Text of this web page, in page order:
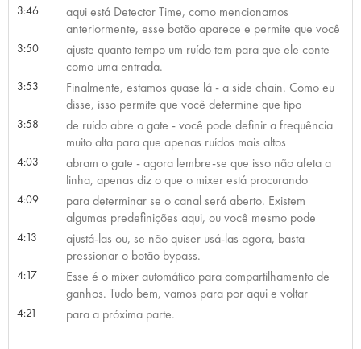
3:46
aqui está Detector Time, como mencionamos
anteriormente, esse botão aparece e permite que você
3:50
ajuste quanto tempo um ruído tem para que ele conte
como uma entrada.
3:53
Finalmente, estamos quase lá - a side chain. Como eu
disse, isso permite que você determine que tipo
3:58
de ruído abre o gate - você pode definir a frequência
muito alta para que apenas ruídos mais altos
4:03
abram o gate - agora lembre-se que isso não afeta a
linha, apenas diz o que o mixer está procurando
4:09
para determinar se o canal será aberto. Existem
algumas predefinições aqui, ou você mesmo pode
4:13
ajustá-las ou, se não quiser usá-las agora, basta
pressionar o botão bypass.
4:17
Esse é o mixer automático para compartilhamento de
ganhos. Tudo bem, vamos para por aqui e voltar
4:21 para a próxima parte.